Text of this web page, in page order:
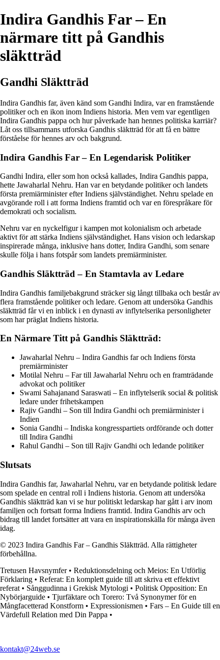
Indira Gandhis Far – En
närmare titt på Gandhis
släktträd
Gandhi Släktträd
Indira Gandhis far, även känd som Gandhi Indira, var en framstående
politiker och en ikon inom Indiens historia. Men vem var egentligen
Indira Gandhis pappa och hur påverkade han hennes politiska karriär?
Låt oss tillsammans utforska Gandhis släktträd för att få en bättre
förståelse för hennes arv och bakgrund.
Indira Gandhis Far – En Legendarisk Politiker
Gandhi Indira, eller som hon också kallades, Indira Gandhis pappa,
hette Jawaharlal Nehru. Han var en betydande politiker och landets
första premiärminister efter Indiens självständighet. Nehru spelade en
avgörande roll i att forma Indiens framtid och var en förespråkare för
demokrati och socialism.
Nehru var en nyckelfigur i kampen mot kolonialism och arbetade
aktivt för att stärka Indiens självständighet. Hans vision och ledarskap
inspirerade många, inklusive hans dotter, Indira Gandhi, som senare
skulle följa i hans fotspår som landets premiärminister.
Gandhis Släktträd – En Stamtavla av Ledare
Indira Gandhis familjebakgrund sträcker sig långt tillbaka och består av
flera framstående politiker och ledare. Genom att undersöka Gandhis
släktträd får vi en inblick i en dynasti av inflytelserika personligheter
som har präglat Indiens historia.
En Närmare Titt på Gandhis Släktträd:
Jawaharlal Nehru – Indira Gandhis far och Indiens första
premiärminister
Motilal Nehru – Far till Jawaharlal Nehru och en framträdande
advokat och politiker
Swami Sahajanand Saraswati – En inflytelserik social & politisk
ledare under frihetskampen
Rajiv Gandhi – Son till Indira Gandhi och premiärminister i
Indien
Sonia Gandhi – Indiska kongresspartiets ordförande och dotter
till Indira Gandhi
Rahul Gandhi – Son till Rajiv Gandhi och ledande politiker
Slutsats
Indira Gandhis far, Jawaharlal Nehru, var en betydande politisk ledare
som spelade en central roll i Indiens historia. Genom att undersöka
Gandhis släktträd kan vi se hur politiskt ledarskap har gått i arv inom
familjen och fortsatt forma Indiens framtid. Indira Gandhis arv och
bidrag till landet fortsätter att vara en inspirationskälla för många även
idag.
© 2023 Indira Gandhis Far – Gandhis Släktträd. Alla rättigheter
förbehållna.
Tretusen Havsnymfer• Reduktionsdelning och Meios: En Utförlig
Förklaring • Referat: En komplett guide till att skriva ett effektivt
referat • Sånggudinna i Grekisk Mytologi • Politisk Opposition: En
Nybörjarguide • Tjurfäktare och Torero: Två Synonymer för en
Mångfacetterad Konstform • Expressionismen • Fars – En Guide till en
Värdefull Relation med Din Pappa •
kontakt@24web.se